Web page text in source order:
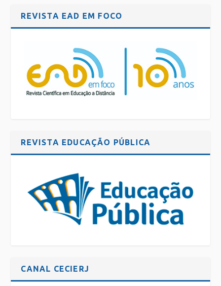
REVISTA EAD EM FOCO
REVISTA EDUCAÇÃO PÚBLICA
CANAL CECIERJ